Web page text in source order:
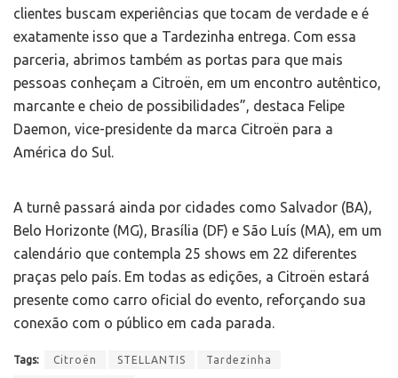
clientes buscam experiências que tocam de verdade e é
exatamente isso que a Tardezinha entrega. Com essa
parceria, abrimos também as portas para que mais
pessoas conheçam a Citroën, em um encontro autêntico,
marcante e cheio de possibilidades”, destaca Felipe
Daemon, vice-presidente da marca Citroën para a
América do Sul.
A turnê passará ainda por cidades como Salvador (BA),
Belo Horizonte (MG), Brasília (DF) e São Luís (MA), em um
calendário que contempla 25 shows em 22 diferentes
praças pelo país. Em todas as edições, a Citroën estará
presente como carro oficial do evento, reforçando sua
conexão com o público em cada parada.
Tags: Citroën STELLANTIS Tardezinha